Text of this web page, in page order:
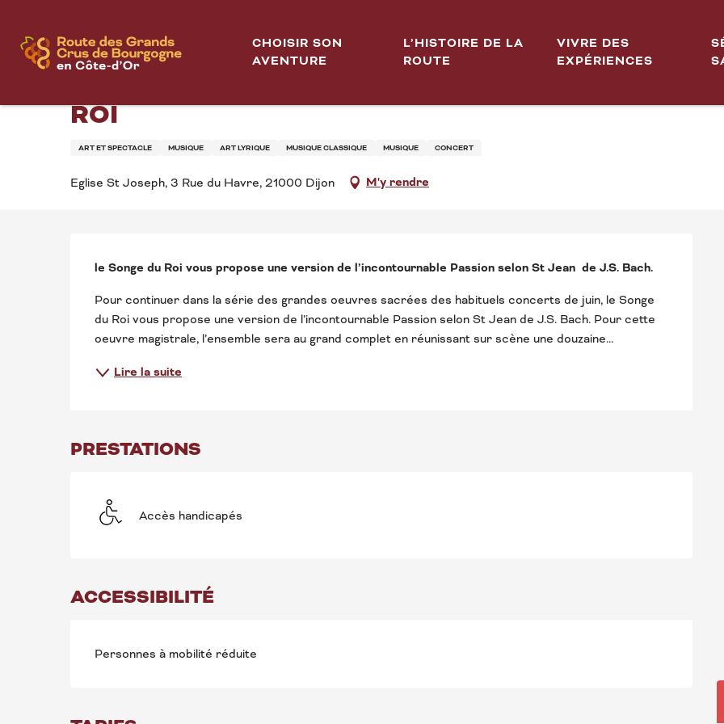
contenu
principal
CHOISIR SON
AVENTURE
L’HISTOIRE DE LA
ROUTE
VIVRE DES
EXPÉRIENCES
CONCERT - LA PASSION SELON ST JEAN -
ROI
ART ET SPECTACLE MUSIQUE ART LYRIQUE MUSIQUE CLASSIQUE MUSIQUE CONCERT
Eglise St Joseph, 3 Rue du Havre, 21000 Dijon M'y rendre
DESCRIPTION
le Songe du Roi vous propose une version de l’incontournable Passion selon St Jean  de J.S. Bach.
Pour continuer dans la série des grandes oeuvres sacrées des habituels concerts de juin, le Songe
du Roi vous propose une version de l’incontournable Passion selon St Jean de J.S. Bach. Pour cette
oeuvre magistrale, l’ensemble sera au grand complet en réunissant sur scène une douzaine...
Lire la suite
PRESTATIONS
Accès handicapés
ACCESSIBILITÉ
Personnes à mobilité réduite